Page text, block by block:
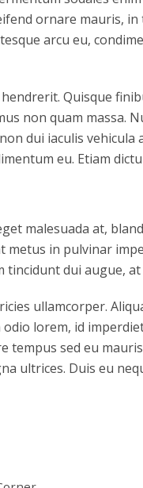
ornare mauris,
arcu eu,
Quisque
non quam massa.
dui iaculis
eu. Etiam
malesuada at,
metus in pulvinar
tincidunt dui augue,
ullamcorper.
lorem, id
tempus sed eu
ultrices. Duis eu